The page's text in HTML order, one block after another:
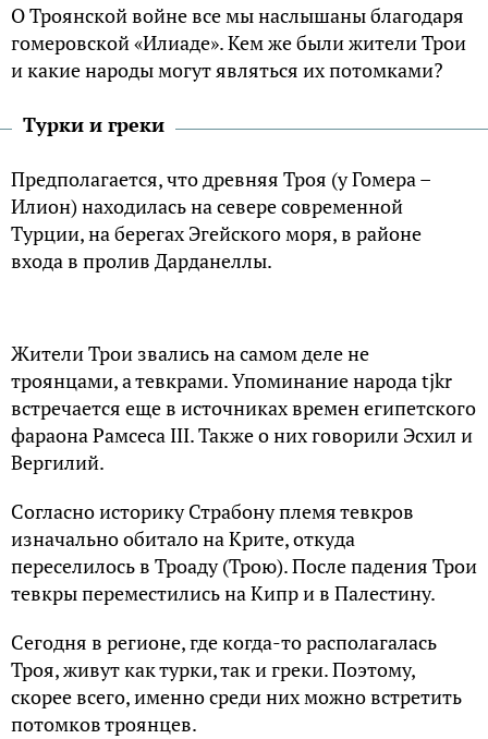
О Троянской войне все мы наслышаны благодаря
гомеровской «Илиаде». Кем же были жители Трои
и какие народы могут являться их потомками?
Турки и греки
Предполагается, что древняя Троя (у Гомера –
Илион) находилась на севере современной
Турции, на берегах Эгейского моря, в районе
входа в пролив Дарданеллы.
Жители Трои звались на самом деле не
троянцами, а тевкрами. Упоминание народа tjkr
встречается еще в источниках времен египетского
фараона Рамсеса III. Также о них говорили Эсхил и
Вергилий.
Согласно историку Страбону племя тевкров
изначально обитало на Крите, откуда
переселилось в Троаду (Трою). После падения Трои
тевкры переместились на Кипр и в Палестину.
Сегодня в регионе, где когда-то располагалась
Троя, живут как турки, так и греки. Поэтому,
скорее всего, именно среди них можно встретить
потомков троянцев.